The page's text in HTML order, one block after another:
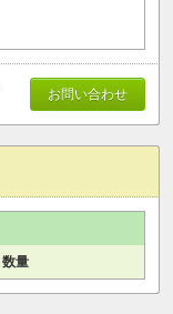
お問い合わせ
数量